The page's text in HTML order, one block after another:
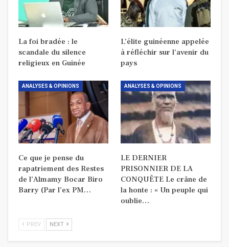
La foi bradée : le
scandale du silence
religieux en Guinée
L’élite guinéenne appelée
à réfléchir sur l’avenir du
pays
ANALYSES & OPINIONS
Ce que je pense du
rapatriement des Restes
de l’Almamy Bocar Biro
Barry (Par l’ex PM…
ANALYSES & OPINIONS
LE DERNIER
PRISONNIER DE LA
CONQUÊTE Le crâne de
la honte : « Un peuple qui
oublie…
PREV NEXT